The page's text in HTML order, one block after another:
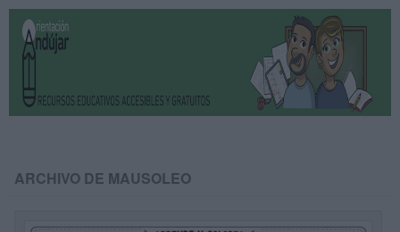
ARCHIVO DE MAUSOLEO